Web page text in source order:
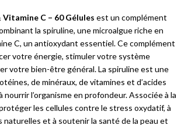
C – 60 Gélules est un complément
la spiruline, une microalgue riche en
C, un antioxydant essentiel. Ce complément
votre énergie, stimuler votre système
votre bien-être général. La spiruline est une
de minéraux, de vitamines et d’acides
nourrir l’organisme en profondeur. Associée à la
les cellules contre le stress oxydatif, à
et à soutenir la santé de la peau et